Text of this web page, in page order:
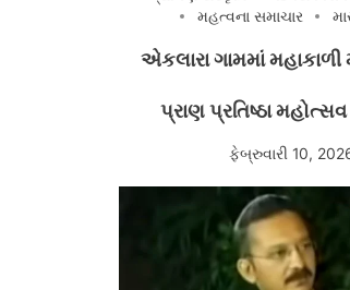
મહત્વના સમાચાર
એકલારા ગામમાં મહાકાળી
પ્રાણ પ્રતિષ્ઠા
ફેબ્રુવારી 10,